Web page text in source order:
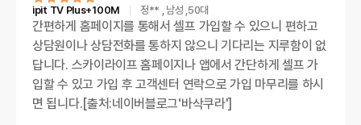
ipit TV Plus+100M 정** , 남성 ,50대
간편하게 홈페이지를 통해서 셀프 가입할 수 있으니 편하고
상담원이나 상담전화를 통하지 않으니 기다리는 지루함이 없
답니다. 스카이라이프 홈페이지나 앱에서 간단하게 셀프 가
입할 수 있고 가입 후 고객센터 연락으로 가입 마무리를 하시
면 됩니다.[출처:네이버블로그'바삭쿠라']